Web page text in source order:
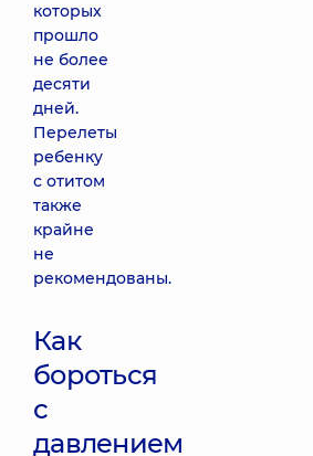
которых
прошло
не более
десяти
дней.
Перелеты
ребенку
с отитом
также
крайне
не
рекомендованы.
Как
бороться
с
давлением